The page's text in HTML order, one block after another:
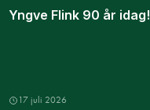
Yngve Flink 90 år idag!
17 juli 2026